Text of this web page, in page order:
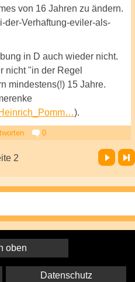
von 16 Jahren zu ändern.
der-Verhaftung-eviler-als-
in D auch wieder nicht.
nicht "in der Regel
mindestens(!) 15 Jahre.
).
0
2
Letzte Seite
oben
Datenschutz